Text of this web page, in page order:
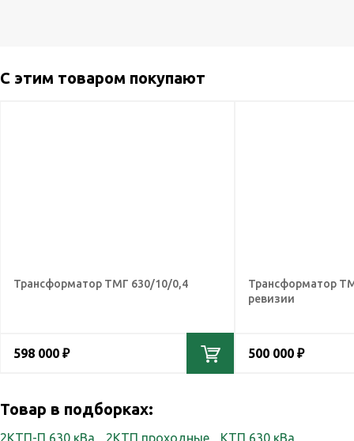
С этим товаром покупают
Трансформатор ТМГ 630/10/0,4
598 000 ₽
Трансформатор
ревизии
500 000 ₽
Товар в подборках:
2КТП-П 630 кВа 2КТП проходные КТП 630 кВа